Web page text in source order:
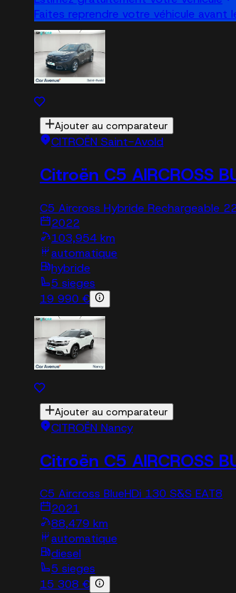
Faites reprendre votre véhicule avant
Ajouter au comparateur
CITROËN Saint-Avold
Citroën C5 AIRCROSS
C5 Aircross Hybride Rechargeable
2022
103,954 km
automatique
hybride
5 sieges
19 990 €
Ajouter au comparateur
CITROËN Nancy
Citroën C5 AIRCROSS
C5 Aircross BlueHDi 130 S&S EAT8
2021
88,479 km
automatique
diesel
5 sieges
15 308 €